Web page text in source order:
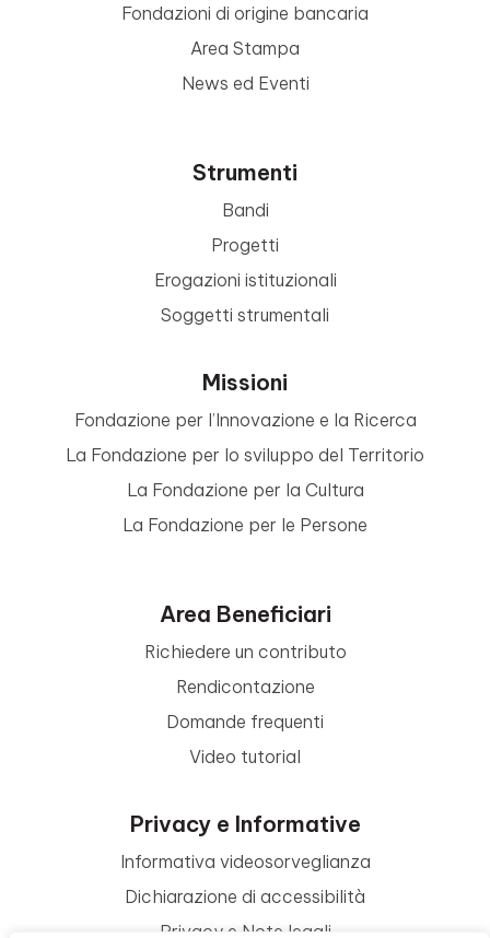
Fondazioni di origine bancaria
Area Stampa
News ed Eventi
Strumenti
Bandi
Progetti
Erogazioni istituzionali
Soggetti strumentali
Missioni
Fondazione per l’Innovazione e la Ricerca
La Fondazione per lo sviluppo del Territorio
La Fondazione per la Cultura
La Fondazione per le Persone
Area Beneficiari
Richiedere un contributo
Rendicontazione
Domande frequenti
Video tutorial
Privacy e Informative
Informativa videosorveglianza
Dichiarazione di accessibilità
Privacy e Note legali